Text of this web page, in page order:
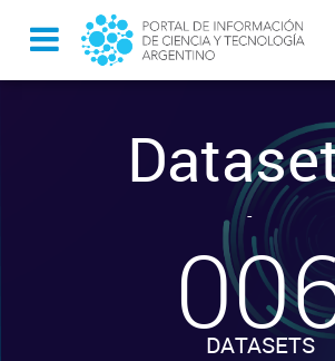
-
DATASETS